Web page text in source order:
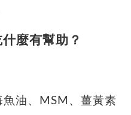
麼有幫助？
油、MSM、薑黃素